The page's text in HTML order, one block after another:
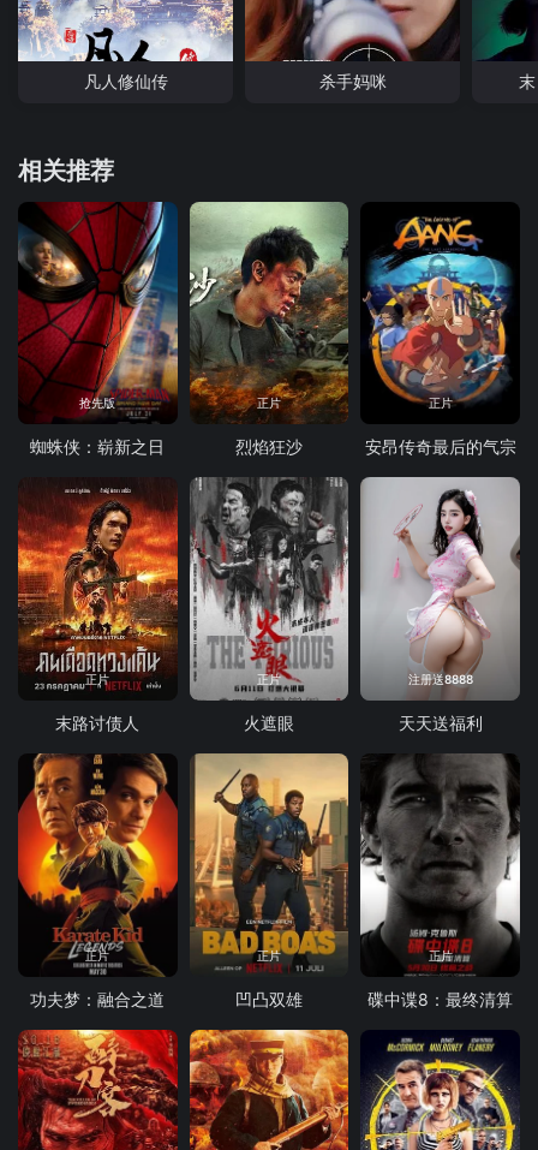
凡人修仙传 杀手妈咪
相关推荐
抢先版
蜘蛛侠：崭新之日
正片
烈焰狂沙
正片
安昂传奇最后的气宗
正片
末路讨债人
正片
火遮眼
注册送8888
天天送福利
正片
功夫梦：融合之道
正片
凹凸双雄
正片
碟中谍8：最终清算